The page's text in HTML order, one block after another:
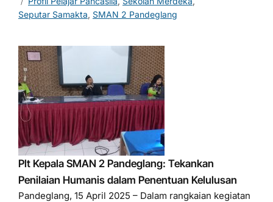
Seputar Samakta, SMAN 2 Pandeglang
Plt Kepala SMAN 2 Pandeglang: Tekankan
Penilaian Humanis dalam Penentuan Kelulusan
Pandeglang, 15 April 2025 – Dalam rangkaian kegiatan